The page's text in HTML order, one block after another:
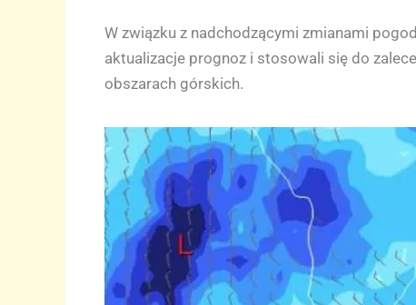
W związku z nadchodzącymi zmianami
aktualizacje prognoz i stosowali się do
obszarach górskich.